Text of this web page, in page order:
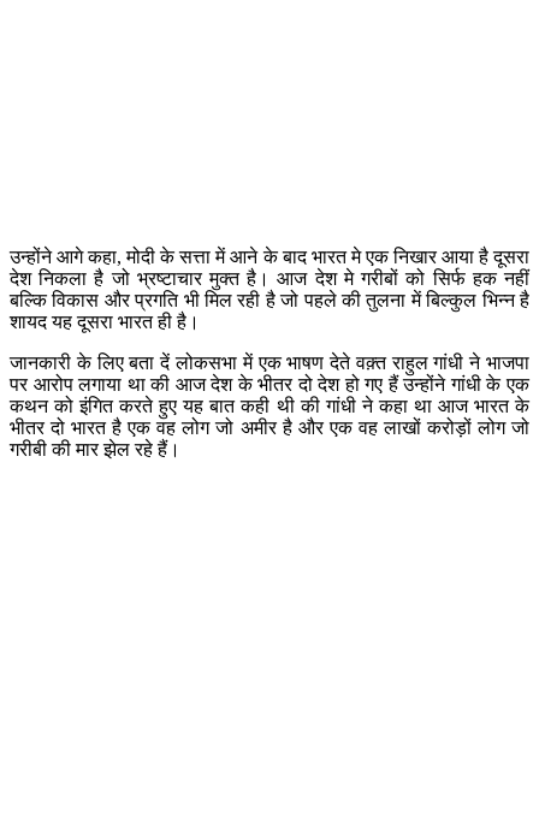
उन्होंने आगे कहा, मोदी के सत्ता में आने के बाद भारत मे एक निखार आया है दूसरा
देश निकला है जो भ्रष्टाचार मुक्त है। आज देश मे गरीबों को सिर्फ हक नहीं
बल्कि विकास और प्रगति भी मिल रही है जो पहले की तुलना में बिल्कुल भिन्न है
शायद यह दूसरा भारत ही है।
जानकारी के लिए बता दें लोकसभा में एक भाषण देते वक़्त राहुल गांधी ने भाजपा
पर आरोप लगाया था की आज देश के भीतर दो देश हो गए हैं उन्होंने गांधी के एक
कथन को इंगित करते हुए यह बात कही थी की गांधी ने कहा था आज भारत के
भीतर दो भारत है एक वह लोग जो अमीर है और एक वह लाखों करोड़ों लोग जो
गरीबी की मार झेल रहे हैं।